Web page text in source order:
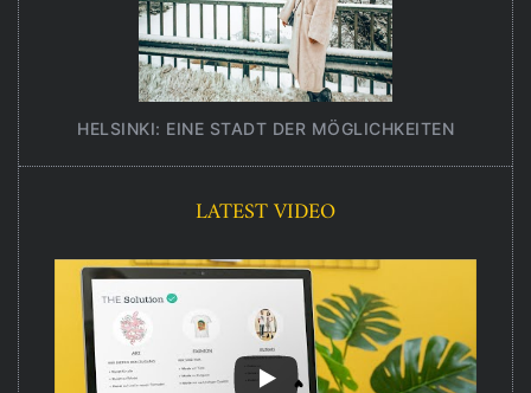
HELSINKI: EINE STADT DER MÖGLICHKEITEN
LATEST VIDEO